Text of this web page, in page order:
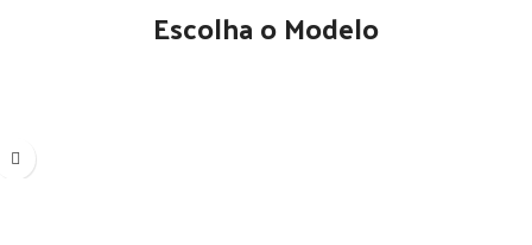
Escolha o Modelo